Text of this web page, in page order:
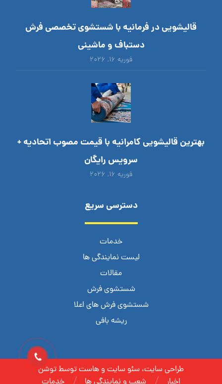
قالیشویی در فرمانیه با شستشوی تخصصی فرش
دستباف و ماشینی
فوریه ۱۶, ۲۰۲۶
بهترین قالیشویی کامرانیه با قیمت مصوب اتحادیه +
سرویس رایگان
فوریه ۱۶, ۲۰۲۶
دسترسی سریع
خدمات
لیست نمایندگی ها
مقالات
شستشوی فرش
شستشوی فرش های اعلا
ریشه بافی
طراحی سایت، سئو سایت و هاست توسط توشن